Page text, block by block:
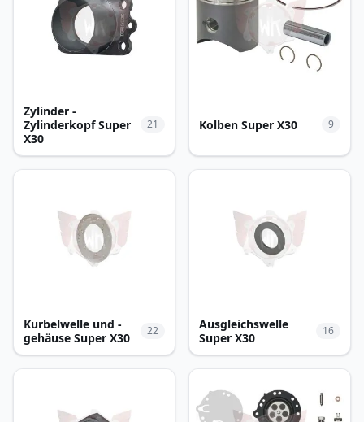
Zylinder -
Zylinderkopf Super
X30
21 Kolben Super X30 9
Kurbelwelle und -
gehäuse Super X30
22
Ausgleichswelle
Super X30
16